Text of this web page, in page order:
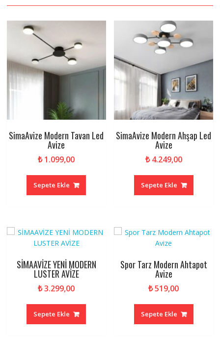
SimaAvize Modern Tavan Led
Avize
₺1.099,00
Sepete Ekle
SimaAvize Modern Ahşap Led
Avize
₺4.249,00
Sepete Ekle
SİMAAVİZE YENİ MODERN
LUSTER AVİZE
₺3.299,00
Sepete Ekle
Spor Tarz Modern Ahtapot
Avize
₺519,00
Sepete Ekle